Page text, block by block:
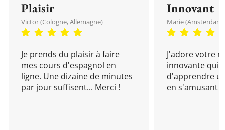
Plaisir
Victor (Cologne, Allemagne)
Je prends du plaisir à faire
mes cours d'espagnol en
ligne. Une dizaine de minutes
par jour suffisent... Merci !
Innovant
Marie (Amsterdam,
J'adore votre
innovante qui
d'apprendre
en s'amusant !